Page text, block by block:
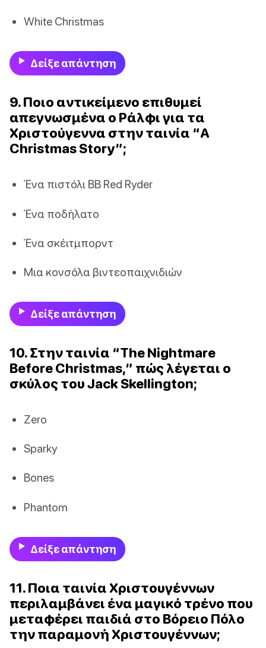
White Christmas
Δείξε απάντηση
9. Ποιο αντικείμενο επιθυμεί
απεγνωσμένα ο Ράλφι για τα
Χριστούγεννα στην ταινία “A
Christmas Story”;
Ένα πιστόλι BB Red Ryder
Ένα ποδήλατο
Ένα σκέιτμπορντ
Μια κονσόλα βιντεοπαιχνιδιών
Δείξε απάντηση
10. Στην ταινία “The Nightmare
Before Christmas,” πώς λέγεται ο
σκύλος του Jack Skellington;
Zero
Sparky
Bones
Phantom
Δείξε απάντηση
11. Ποια ταινία Χριστουγέννων
περιλαμβάνει ένα μαγικό τρένο που
μεταφέρει παιδιά στο Βόρειο Πόλο
την παραμονή Χριστουγέννων;